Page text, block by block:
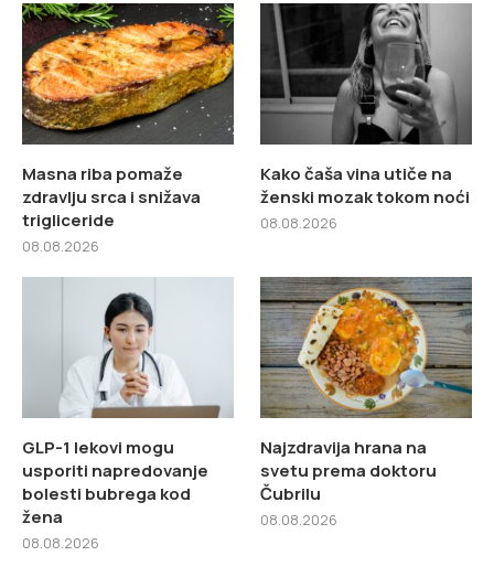
Masna riba pomaže
zdravlju srca i snižava
trigliceride
08.08.2026
Kako čaša vina utiče na
ženski mozak tokom noći
08.08.2026
GLP-1 lekovi mogu
usporiti napredovanje
bolesti bubrega kod
žena
08.08.2026
Najzdravija hrana na
svetu prema doktoru
Čubrilu
08.08.2026